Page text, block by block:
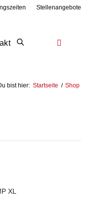
Stellenangebote
bist hier: Startseite / Shop
XL